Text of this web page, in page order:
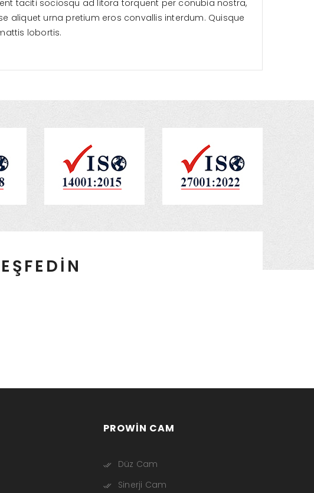
taciti sociosqu ad litora torquent per conubia nostra,
aliquet urna pretium eros convallis interdum. Quisque
lobortis.
PROWIN CAM
Düz Cam
Sinerji Cam